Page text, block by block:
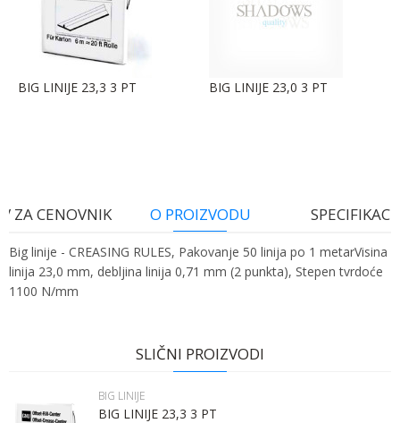
BIG LINIJE 23,3 3 PT BIG LINIJE 23,0 3 PT
ZA CENOVNIK O PROIZVODU
Big linije - CREASING RULES, Pakovanje 50 linija po 1 metarVisina
linija 23,0 mm, debljina linija 0,71 mm (2 punkta), Stepen tvrdoće
1100 N/mm
Brend
SLIČNI PROIZVODI
BIG LINIJE
BIG LINIJE 23,3 3 PT